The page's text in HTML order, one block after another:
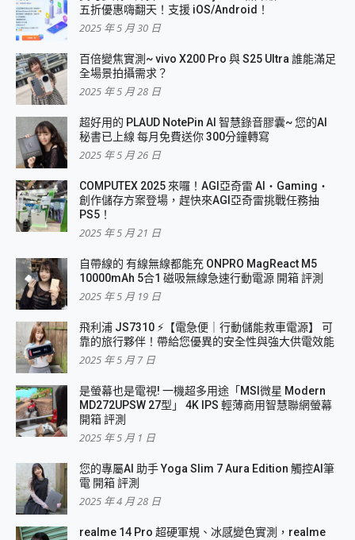
五折優惠嗨翻天！支援 iOS/Android！
2025 年 5 月 30 日
百倍變焦實測~ vivo X200 Pro 與 S25 Ultra 誰能滿足
全場景拍攝需求？
2025 年 5 月 28 日
超好用的 PLAUD NotePin AI 智慧錄音膠囊~ 您的AI
秘書已上線 每月免費送你 300分鐘轉寫
2025 年 5 月 26 日
COMPUTEX 2025 來囉！AGI亞奇雷 AI・Gaming・
創作儲存方案登場，趕快來AGI亞奇雷挑戰任務抽
PS5！
2025 年 5 月 21 日
自帶線的 有線無線都能充 ONPRO MagReact M5
10000mAh 5合1 磁吸無線急速行動電源 開箱 評測
2025 年 5 月 19 日
飛利浦 JS7310 ⚡【電急便｜行動儲能救車電源】 可
靠的旅行夥伴！帶給您優異的安全性與強大供電效能
2025 年 5 月 7 日
是螢幕也是電視! 一機超多用途「MSI微星 Modern
MD272UPSW 27型」 4K IPS 輕薄商用智慧聯網螢幕
開箱 評測
2025 年 5 月 1 日
您的專屬AI 助手 Yoga Slim 7 Aura Edition 觸控AI筆
電 開箱 評測
2025 年 4 月 28 日
realme 14 Pro 超硬軍規、冰感變色實測，realme